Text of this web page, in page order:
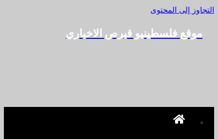
التجاوز إلى المحتوى
موقع فلسطينيو قبرص الاخباري